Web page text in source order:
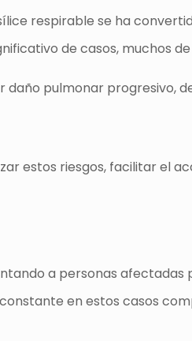
respirable se ha
de casos, muchos
daño pulmonar progresivo,
estos riesgos, facilitar el
a personas
en estos casos